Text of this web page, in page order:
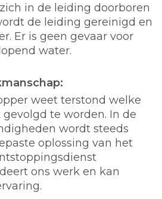
in de leiding doorboren
de leiding gereinigd en
Er is geen gevaar voor
water.
weet terstond welke
te worden. In de
wordt steeds
oplossing van het
ons werk en kan